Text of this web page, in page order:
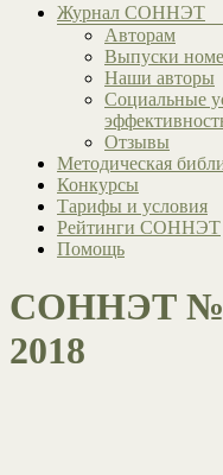
Журнал СОННЭТ
Авторам
Выпуски
Наши авторы
Социальные
Отзывы
Методическая
Конкурсы
Тарифы и условия
Рейтинги СОННЭТ
Помощь
СОННЭТ №
2018